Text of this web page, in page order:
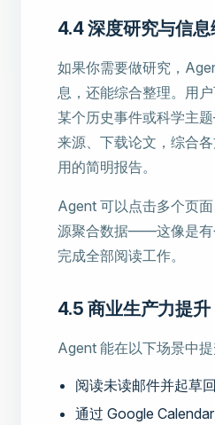
4.4 深度研究与信息
如果你需要做研究，
息，还能综合整理。用
某个历史事件或科学主
来源、下载论文，综合
用的简明报告。
Agent 可以点击多个页
源聚合数据——这像是有
完成全部阅读工作。
4.5 商业生产力提升
Agent 能在以下场景中提
阅读未读邮件并起草
通过 Google